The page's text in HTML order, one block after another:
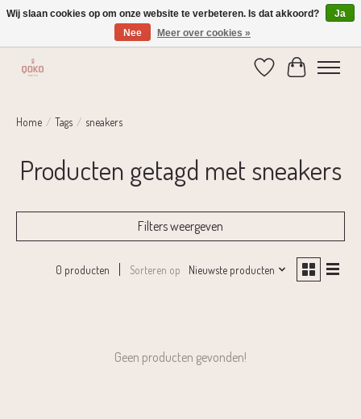
Verzending 1-2 dagen | Gratis verzending vanaf € 75,-
Verlanglijst
Home / Tags / sneakers
Producten getagd met sneakers
Filters weergeven
0 producten Sorteren op Nieuwste producten
Geen producten gevonden!
Wij slaan cookies op om onze website te verbeteren. Is dat akkoord?
Ja
Nee
Meer over cookies »